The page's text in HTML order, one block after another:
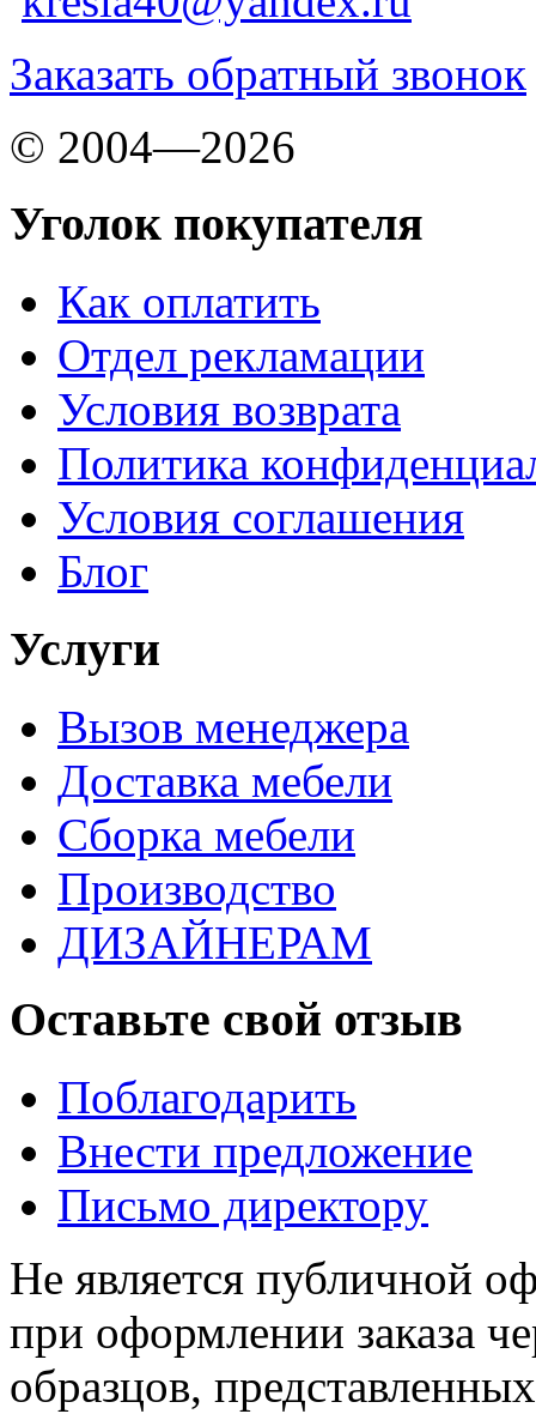
Заказать обратный звонок
© 2004—2026
Уголок покупателя
Как оплатить
Отдел рекламации
Условия возврата
Политика
Условия соглашения
Блог
Услуги
Вызов менеджера
Доставка мебели
Сборка мебели
Производство
ДИЗАЙНЕРАМ
Оставьте свой отзыв
Поблагодарить
Внести предложение
Письмо директору
Не является публичной
при оформлении заказа
образцов,